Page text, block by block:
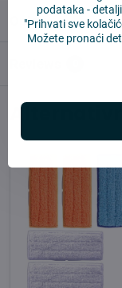
Opis
podataka -
"Prihvati sve
Možete pronaći